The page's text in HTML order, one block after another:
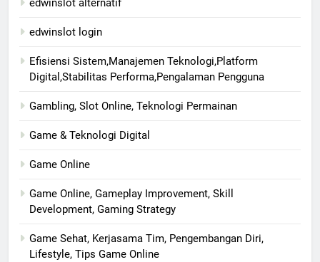
edwinslot alternatif
edwinslot login
Efisiensi Sistem,Manajemen Teknologi,Platform
Digital,Stabilitas Performa,Pengalaman Pengguna
Gambling, Slot Online, Teknologi Permainan
Game & Teknologi Digital
Game Online
Game Online, Gameplay Improvement, Skill
Development, Gaming Strategy
Game Sehat, Kerjasama Tim, Pengembangan Diri,
Lifestyle, Tips Game Online